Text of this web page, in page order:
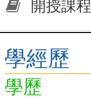
開授課程
學經歷
學歷